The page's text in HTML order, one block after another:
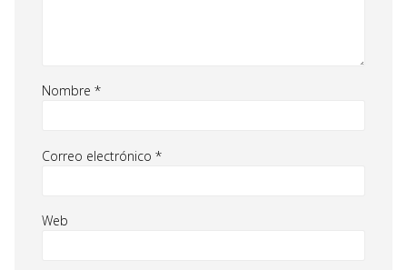
Nombre *
Correo electrónico *
Web